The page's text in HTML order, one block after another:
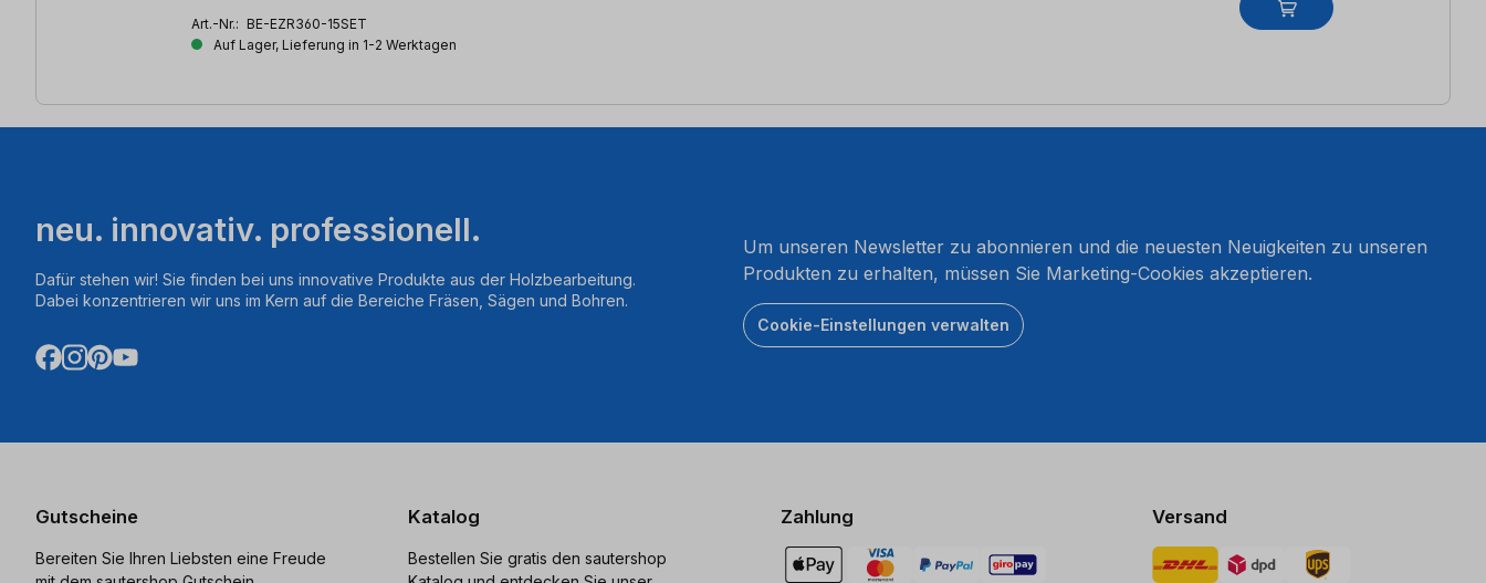
Art.-Nr.: BE-EZR360-15SET
Auf Lager, Lieferung in 1-2 Werktagen
neu. innovativ. professionell.
Dafür stehen wir! Sie finden bei uns innovative Produkte aus der Holzbearbeitung.
Dabei konzentrieren wir uns im Kern auf die Bereiche Fräsen, Sägen und Bohren.
Um unseren Newsletter zu abonnieren und die neuesten Neuigkeiten zu unseren
Produkten zu erhalten, müssen Sie Marketing-Cookies akzeptieren.
Cookie-Einstellungen verwalten
Gutscheine
Bereiten Sie Ihren Liebsten eine Freude
Katalog
Bestellen Sie gratis den sautershop
Zahlung Versand